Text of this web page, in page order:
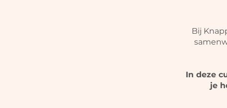
Bij
In deze
je